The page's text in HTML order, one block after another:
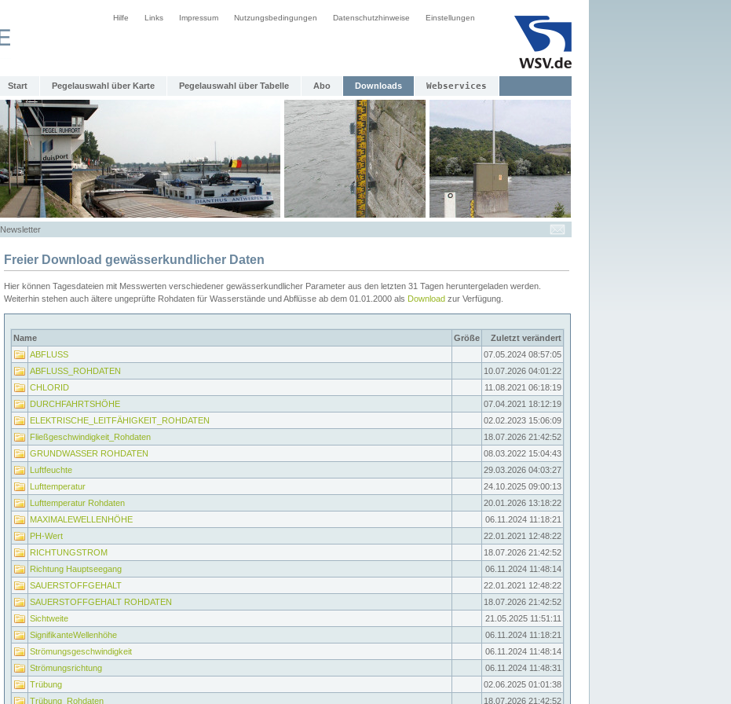
Hilfe Links Impressum Nutzungsbedingungen Datenschutzhinweise Einstellungen
Start Pegelauswahl über Karte Pegelauswahl über Tabelle Abo Downloads Webservices
Newsletter
Freier Download gewässerkundlicher Daten
Hier können Tagesdateien mit Messwerten verschiedener gewässerkundlicher Parameter aus den letzten 31 Tagen heruntergeladen werden.
Weiterhin stehen auch ältere ungeprüfte Rohdaten für Wasserstände und Abflüsse ab dem 01.01.2000 als Download zur Verfügung.
Name Größe
Zuletzt verändert
ABFLUSS
07.05.2024 08:57:05
ABFLUSS_ROHDATEN
10.07.2026 04:01:22
CHLORID
11.08.2021 06:18:19
DURCHFAHRTSHÖHE
07.04.2021 18:12:19
ELEKTRISCHE_LEITFÄHIGKEIT_ROHDATEN
02.02.2023 15:06:09
Fließgeschwindigkeit_Rohdaten
18.07.2026 21:42:52
GRUNDWASSER ROHDATEN
08.03.2022 15:04:43
Luftfeuchte
29.03.2026 04:03:27
Lufttemperatur
24.10.2025 09:00:13
Lufttemperatur Rohdaten
20.01.2026 13:18:22
MAXIMALEWELLENHÖHE
06.11.2024 11:18:21
PH-Wert
22.01.2021 12:48:22
RICHTUNGSTROM
18.07.2026 21:42:52
Richtung Hauptseegang
06.11.2024 11:48:14
SAUERSTOFFGEHALT
22.01.2021 12:48:22
SAUERSTOFFGEHALT ROHDATEN
18.07.2026 21:42:52
Sichtweite
21.05.2025 11:51:11
SignifikanteWellenhöhe
06.11.2024 11:18:21
Strömungsgeschwindigkeit
06.11.2024 11:48:14
Strömungsrichtung
06.11.2024 11:48:31
Trübung
02.06.2025 01:01:38
Trübung_Rohdaten
18.07.2026 21:42:52